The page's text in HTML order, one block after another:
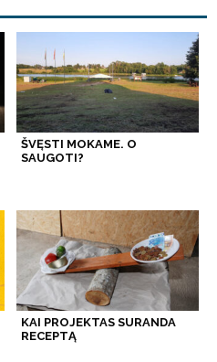
ŠVĘSTI MOKAME. O
SAUGOTI?
KAI PROJEKTAS SURANDA
RECEPTĄ